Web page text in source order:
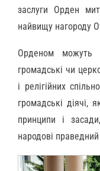
заслуги Орден
найвищу нагороду
Орденом можуть
громадські чи
і релігійних
громадські діячі,
принципи і
народові